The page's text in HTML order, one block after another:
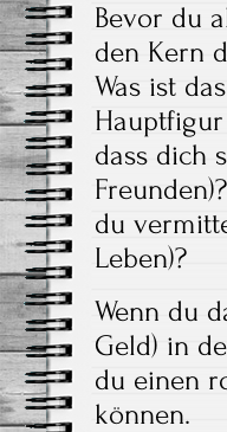
Bevor du
den Kern
Was ist
dass dich
du
Leben)?
Wenn du
Geld) in
du einen
können.